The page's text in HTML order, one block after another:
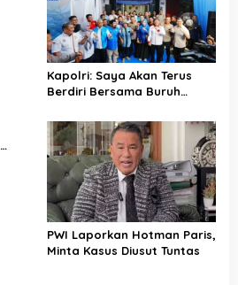
Kapolri: Saya Akan Terus
Berdiri Bersama Buruh
PWI Laporkan Hotman Paris,
Minta Kasus Diusut Tuntas